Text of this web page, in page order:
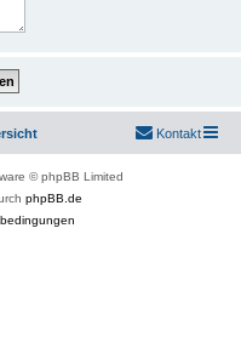
Kontakt
© phpBB Limited
phpBB.de